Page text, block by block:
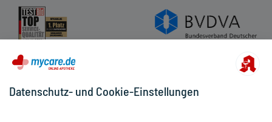
Datenschutz- und Cookie-Einstellungen